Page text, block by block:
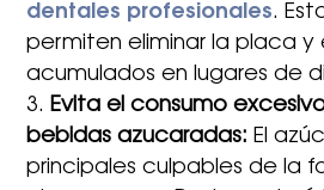
dentales profesionales.
permiten eliminar la placa y
acumulados en lugares de
Evita el consumo
bebidas azucaradas: El
principales culpables de la